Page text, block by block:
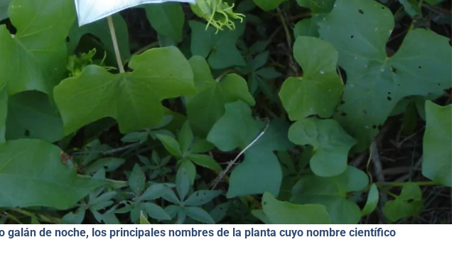
galán de noche, los principales nombres de la planta cuyo nombre científico